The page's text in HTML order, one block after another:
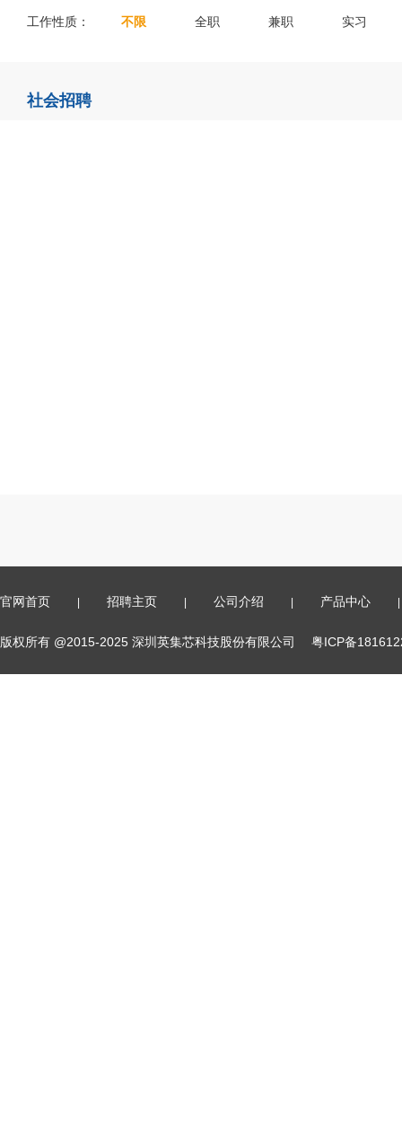
工作性质： 不限 全职 兼职 实习
社会招聘
官网首页 | 招聘主页 | 公司介绍 | 产品中心 |
版权所有 @2015-2025 深圳英集芯科技股份有限公司 粤ICP备